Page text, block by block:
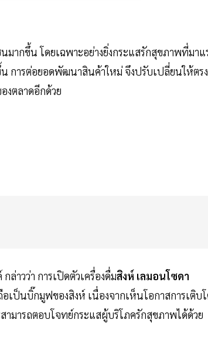
กขึ้น โดยเฉพาะอย่างยิ่งกระแสรักสุขภาพที่มาแ
การต่อยอดพัฒนาสินค้าใหม่ จึงปรับเปลี่ยนให้ตรง
งตลาดอีกด้วย
าวว่า การเปิดตัวเครื่องดื่มสิงห์ เลมอนโซดา
เป็นบิ๊กมูฟของสิงห์ เนื่องจากเห็นโอกาสการเติบ
มารถตอบโจทย์กระแสผู้บริโภครักสุขภาพได้ด้วย